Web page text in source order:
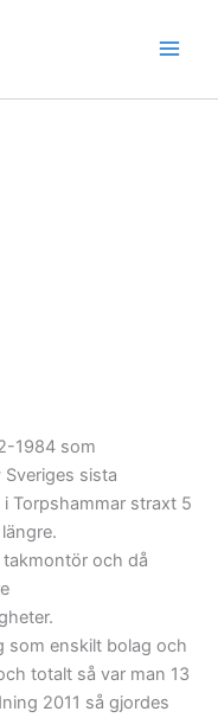
1984 som
sista
Torpshammar straxt 5
takmontör och då
som enskilt bolag och
totalt så var man 13
2011 så gjordes